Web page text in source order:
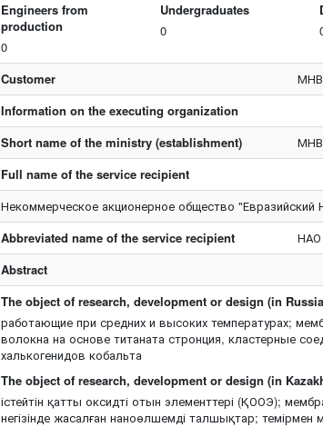
Engineers from
production
0
Undergraduates
0
Customer
Information on the executing organization
Short name of the ministry (establishment)
Full name of the service recipient
Некоммерческое акционерное общество
Abbreviated name of the service recipient
НАО
Abstract
The object of research, development or design (in
работающие при средних и высоких температурах;
волокна на основе титаната стронция, кластерные
халькогенидов кобальта
The object of research, development or design (in
істейтін қатты оксидті отын элементтері (ҚООЭ);
негізінде жасалған наноөлшемді талшықтар; темірмен